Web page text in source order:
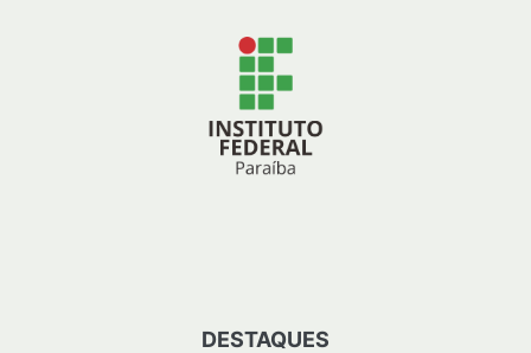
DESTAQUES